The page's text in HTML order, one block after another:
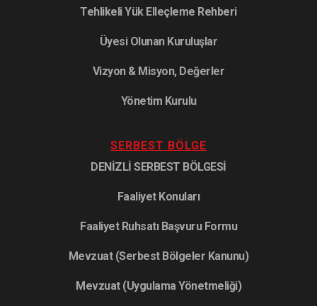
Tehlikeli Yük Elleçleme Rehberi
Üyesi Olunan Kuruluşlar
Vizyon & Misyon, Değerler
Yönetim Kurulu
SERBEST BÖLGE
DENİZLİ SERBEST BÖLGESİ
Faaliyet Konuları
Faaliyet Ruhsatı Başvuru Formu
Mevzuat (Serbest Bölgeler Kanunu)
Mevzuat (Uygulama Yönetmeliği)